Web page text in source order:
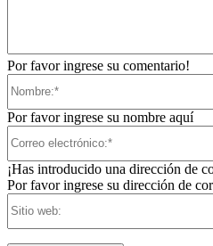
Por favor ingrese su comentario!
Por favor ingrese su nombre aquí
¡Has introducido una dirección de
Por favor ingrese su dirección de